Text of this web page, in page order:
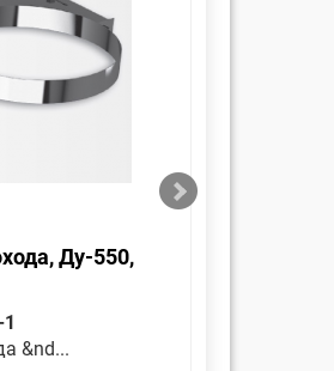
Ду-550,
&nd...